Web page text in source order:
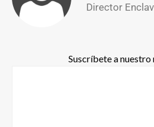
Director
Suscríbete a